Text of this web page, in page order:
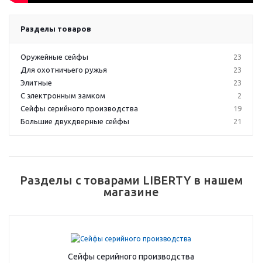
Разделы товаров
Оружейные сейфы
23
Для охотничьего ружья
23
Элитные
23
С электронным замком
2
Сейфы серийного производства
19
Большие двухдверные сейфы
21
Разделы с товарами LIBERTY в нашем
магазине
Сейфы серийного производства